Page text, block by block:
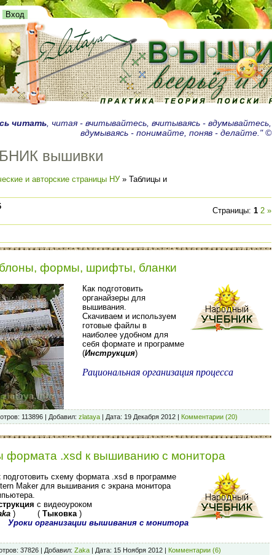
Вход
читать , читая - вчитывайтесь, вчитываясь - вдумывайтесь,
вдумываясь - понимайте, поняв - делайте." ©
вышивки
и авторские страницы НУ» Таблицы и
Страницы: 1 2 »
формы, шрифты, бланки
Как подготовить
органайзеры для
вышивания.
Скачиваем и используем
готовые файлы в
наиболее удобном для
себя формате и программе
(Инструкция)
Рациональная организация процесса
113896 | Добавил: zlataya | Дата: 19 Декабря 2012 | Комментарии (20)
формата .xsd к вышиванию с монитора
подготовить схему формата .xsd в программе
Maker для вышивания с экрана монитора
с видеоуроком
) ( Тыковка )
Уроки организации вышивания с монитора
37826 | Добавил: Zaka | Дата: 15 Ноября 2012 | Комментарии (6)